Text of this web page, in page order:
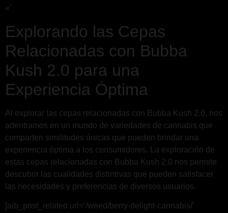
«`
Explorando las Cepas
Relacionadas con Bubba
Kush 2.0 para una
Experiencia Óptima
Al explorar las cepas relacionadas con Bubba Kush 2.0, nos
adentramos en un mundo de variedades de cannabis que
comparten similitudes únicas que pueden brindar una
experiencia óptima a los consumidores. La exploración de
estas cepas relacionadas con Bubba Kush 2.0 nos permite
descubrir las cualidades distintivas que pueden satisfacer
las necesidades y preferencias de diversos usuarios.
[aib_post_related url=’/weed/berry-delight-cannabis/’